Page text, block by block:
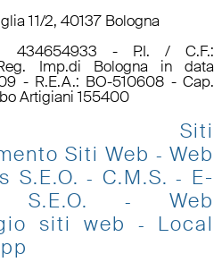
11/2, 40137 Bologna
434654933 - P.I. / C.F.:
Imp.di Bologna in data
- R.E.A.: BO-510608 - Cap.
Artigiani 155400
Siti
Siti Web -Web
S.E.O. - C.M.S. - E-
-Web
siti web - Local